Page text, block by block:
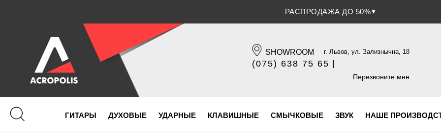
РАСПРОДАЖА ДО 50%▼
SHOWROOM г. Львов, ул. Зализнычна, 18
(075) 638 75 65
(096) 609 84 32
Перезвоните мне
ГИТАРЫ ДУХОВЫЕ УДАРНЫЕ КЛАВИШНЫЕ СМЫЧКОВЫЕ ЗВУК НАШЕ